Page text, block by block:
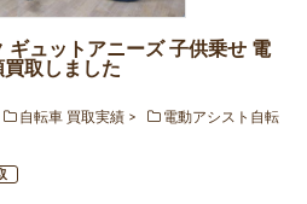
ギュットアニーズ 子供乗せ 電
取しました
自転車 買取実績
電動アシスト自転